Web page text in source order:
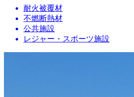
耐火被覆材
不燃断熱材
公共施設
レジャー・スポーツ施設